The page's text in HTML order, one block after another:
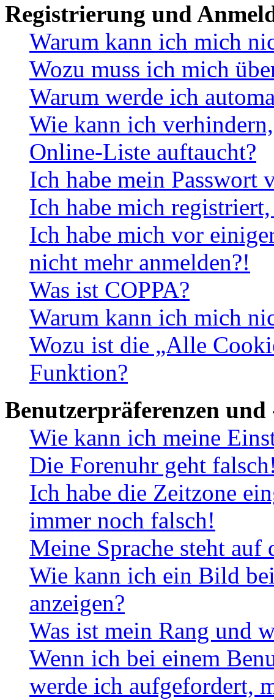
Registrierung und
Warum kann ich mich
Wozu muss ich mich
Warum werde ich
Wie kann ich
Online-Liste auftaucht?
Ich habe mein Passwort
Ich habe mich
Ich habe mich vor
nicht mehr anmelden?!
Was ist COPPA?
Warum kann ich mich
Wozu ist die „Alle
Funktion?
Benutzerpräferenzen und
Wie kann ich meine
Die Forenuhr geht
Ich habe die Zeitzone
immer noch falsch!
Meine Sprache steht
Wie kann ich ein Bild
anzeigen?
Was ist mein Rang und
Wenn ich bei einem
werde ich aufgefordert,